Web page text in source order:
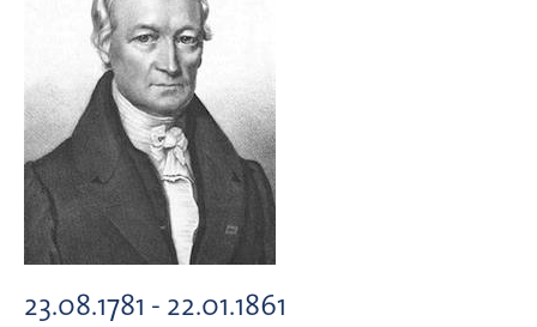
23.08.1781 - 22.01.1861